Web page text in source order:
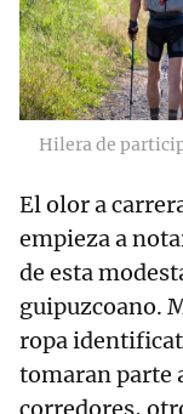
Hilera de
El olor a
empieza a
de esta
guipuzcoano.
ropa
tomaran parte